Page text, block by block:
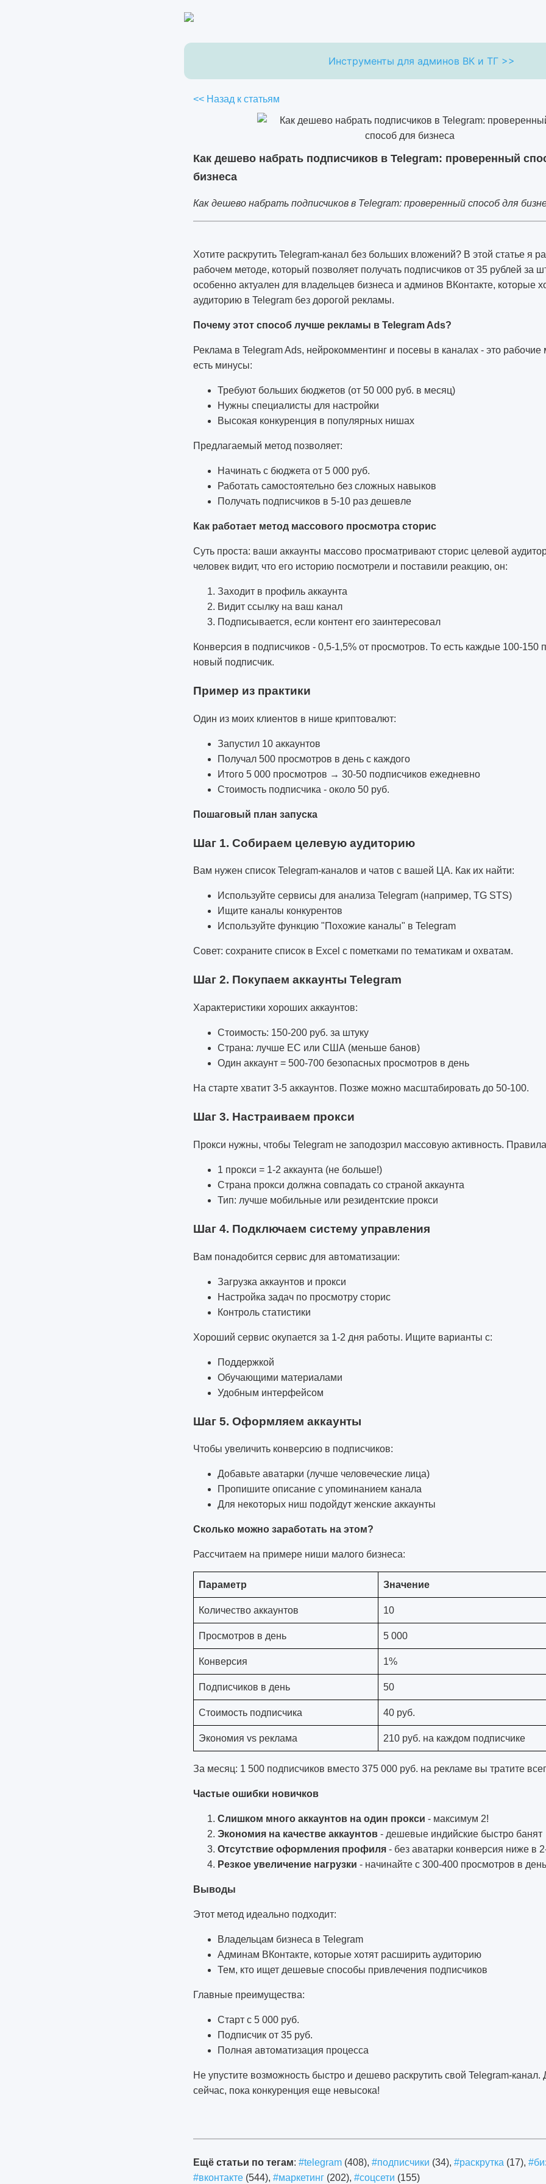
Инструменты для админов ВК и ТГ >>
<< Назад к статьям
Как дешево набрать подписчиков в Telegram: проверенный
бизнеса
Как дешево набрать подписчиков в Telegram: проверенный способ для
Хотите раскрутить Telegram-канал без больших вложений? В этой статье я
рабочем методе, который позволяет получать подписчиков от 35 рублей за
особенно актуален для владельцев бизнеса и админов ВКонтакте, которые
аудиторию в Telegram без дорогой рекламы.
Почему этот способ лучше рекламы в Telegram Ads?
Реклама в Telegram Ads, нейрокомментинг и посевы в каналах - это рабочие
есть минусы:
Требуют больших бюджетов (от 50 000 руб. в месяц)
Нужны специалисты для настройки
Высокая конкуренция в популярных нишах
Предлагаемый метод позволяет:
Начинать с бюджета от 5 000 руб.
Работать самостоятельно без сложных навыков
Получать подписчиков в 5-10 раз дешевле
Как работает метод массового просмотра сторис
Суть проста: ваши аккаунты массово просматривают сторис целевой
человек видит, что его историю посмотрели и поставили реакцию, он:
Заходит в профиль аккаунта
Видит ссылку на ваш канал
Подписывается, если контент его заинтересовал
Конверсия в подписчиков - 0,5-1,5% от просмотров. То есть каждые 100-150
новый подписчик.
Пример из практики
Один из моих клиентов в нише криптовалют:
Запустил 10 аккаунтов
Получал 500 просмотров в день с каждого
Итого 5 000 просмотров → 30-50 подписчиков ежедневно
Стоимость подписчика - около 50 руб.
Пошаговый план запуска
Шаг 1. Собираем целевую аудиторию
Вам нужен список Telegram-каналов и чатов с вашей ЦА. Как их найти:
Используйте сервисы для анализа Telegram (например, TG STS)
Ищите каналы конкурентов
Используйте функцию "Похожие каналы" в Telegram
Совет: сохраните список в Excel с пометками по тематикам и охватам.
Шаг 2. Покупаем аккаунты Telegram
Характеристики хороших аккаунтов:
Стоимость: 150-200 руб. за штуку
Страна: лучше ЕС или США (меньше банов)
Один аккаунт = 500-700 безопасных просмотров в день
На старте хватит 3-5 аккаунтов. Позже можно масштабировать до 50-100.
Шаг 3. Настраиваем прокси
Прокси нужны, чтобы Telegram не заподозрил массовую активность.
1 прокси = 1-2 аккаунта (не больше!)
Страна прокси должна совпадать со страной аккаунта
Тип: лучше мобильные или резидентские прокси
Шаг 4. Подключаем систему управления
Вам понадобится сервис для автоматизации:
Загрузка аккаунтов и прокси
Настройка задач по просмотру сторис
Контроль статистики
Хороший сервис окупается за 1-2 дня работы. Ищите варианты с:
Поддержкой
Обучающими материалами
Удобным интерфейсом
Шаг 5. Оформляем аккаунты
Чтобы увеличить конверсию в подписчиков:
Добавьте аватарки (лучше человеческие лица)
Пропишите описание с упоминанием канала
Для некоторых ниш подойдут женские аккаунты
Сколько можно заработать на этом?
Рассчитаем на примере ниши малого бизнеса:
Параметр Значение
Количество аккаунтов 10
Просмотров в день 5 000
Конверсия 1%
Подписчиков в день 50
Стоимость подписчика 40 руб.
Экономия vs реклама 210 руб. на каждом подписчике
За месяц: 1 500 подписчиков вместо 375 000 руб. на рекламе вы тратите
Частые ошибки новичков
Слишком много аккаунтов на один прокси - максимум 2!
Экономия на качестве аккаунтов - дешевые индийские быстро банят
Отсутствие оформления профиля - без аватарки конверсия ниже в
Резкое увеличение нагрузки - начинайте с 300-400 просмотров в
Выводы
Этот метод идеально подходит:
Владельцам бизнеса в Telegram
Админам ВКонтакте, которые хотят расширить аудиторию
Тем, кто ищет дешевые способы привлечения подписчиков
Главные преимущества:
Старт с 5 000 руб.
Подписчик от 35 руб.
Полная автоматизация процесса
Не упустите возможность быстро и дешево раскрутить свой Telegram-канал.
сейчас, пока конкуренция еще невысока!
Ещё статьи по тегам: #telegram (408), #подписчики (34), #раскрутка (17),
#вконтакте (544), #маркетинг (202), #соцсети (155)